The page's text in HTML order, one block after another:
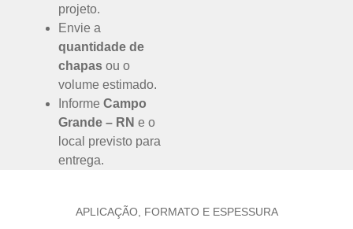
projeto.
Envie a
quantidade de
chapas ou o
volume estimado.
Informe Campo
Grande – RN e o
local previsto para
entrega.
APLICAÇÃO, FORMATO E ESPESSURA